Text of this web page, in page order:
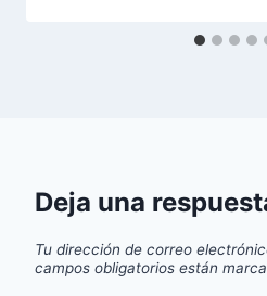
Deja una
Tu dirección de correo
campos obligatorios están